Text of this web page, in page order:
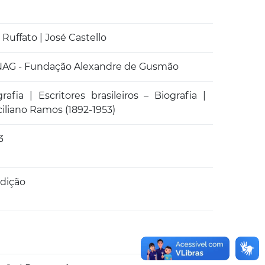
Ruffato | José Castello
- Fundação Alexandre de Gusmão
| Escritores brasileiros – Biografia |
Ramos (1892-1953)